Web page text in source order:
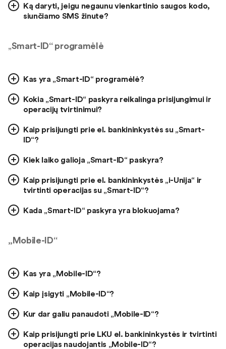
Ką daryti, jeigu negaunu vienkartinio saugos kodo,
siunčiamo SMS žinute?
„Smart-ID“ programėlė
Kas yra „Smart-ID“ programėlė?
Kokia „Smart-ID“ paskyra reikalinga prisijungimui ir
operacijų tvirtinimui?
Kaip prisijungti prie el. bankininkystės su „Smart-
ID“?
Kiek laiko galioja „Smart-ID“ paskyra?
Kaip prisijungti prie el. bankininkystės „i-Unija“ ir
tvirtinti operacijas su „Smart-ID“?
Kada „Smart-ID“ paskyra yra blokuojama?
„Mobile-ID“
Kas yra „Mobile-ID“?
Kaip įsigyti „Mobile-ID“?
Kur dar galiu panaudoti „Mobile-ID“?
Kaip prisijungti prie LKU el. bankininkystės ir tvirtinti
operacijas naudojantis „Mobile-ID“?